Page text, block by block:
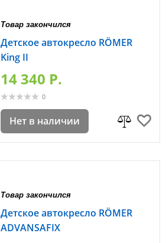
Товар закончился
Детское автокресло RÖMER
King II
14 340 P.
0
Нет в наличии
Товар закончился
Детское автокресло RÖMER
ADVANSAFIX